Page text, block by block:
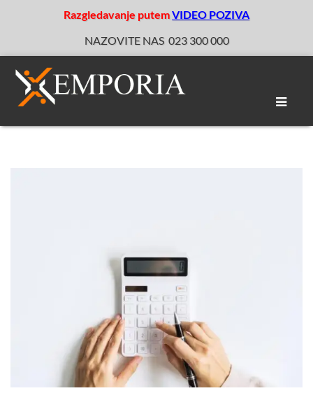
Razgledavanje putemVIDEO POZIVA
NAZOVITE NAS 023 300 000
Toggle